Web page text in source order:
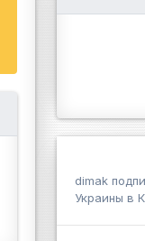
dimak
Украины в